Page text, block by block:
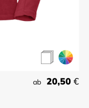
ab 20,50 €